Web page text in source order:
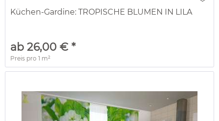
Küchen-Gardine: TROPISCHE BLUMEN IN LILA
ab 26,00 € *
Preis pro1 m²